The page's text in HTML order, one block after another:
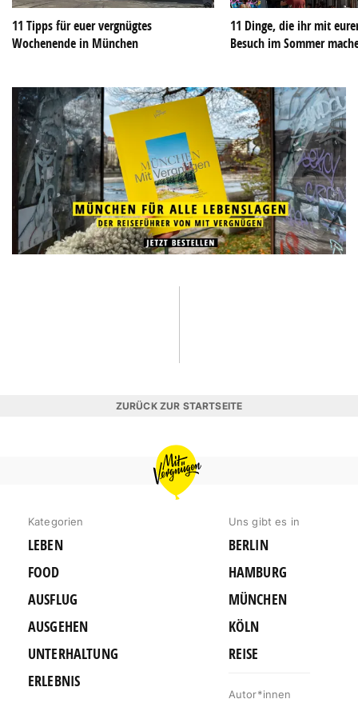
11 Tipps für euer vergnügtes
Wochenende in München
11 Dinge, die ihr mit
Besuch im Sommer
ZURÜCK ZUR STARTSEITE
MIT
VERGNÜGEN
MÜNCHEN
Kategorien
LEBEN
FOOD
AUSFLUG
AUSGEHEN
UNTERHALTUNG
ERLEBNIS
Uns gibt es in
BERLIN
HAMBURG
MÜNCHEN
KÖLN
REISE
Autor*innen